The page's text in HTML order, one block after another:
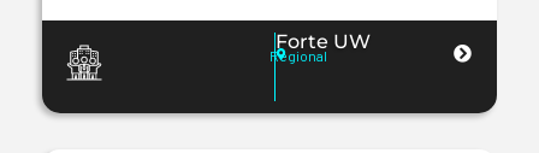
Forte UW
Regional